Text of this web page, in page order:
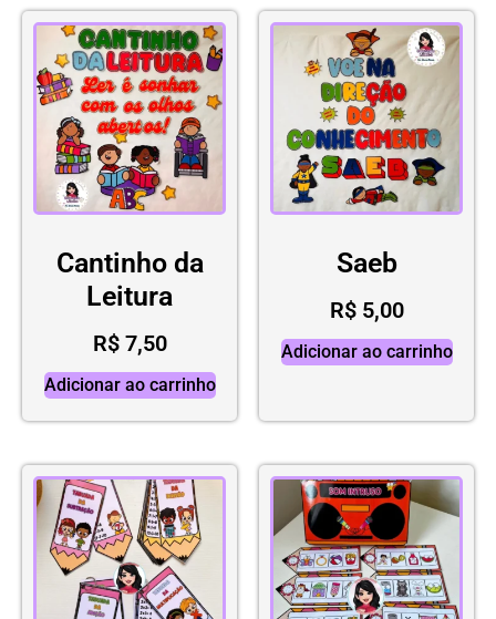
Cantinho da
Leitura
R$7,50
Adicionar ao carrinho
Saeb
R$5,00
Adicionar ao carrinho